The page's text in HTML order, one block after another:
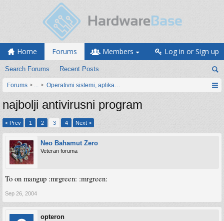
Home Forums
Search Forums Recent Posts
Members Log in or Sign up
Forums ... Operativni sistemi, aplikacije i programiranje
najbolji antivirusni program
< Prev 1 2 3 4 Next >
Neo Bahamut Zero
Veteran foruma
To on mangup :mrgreen: :mrgreen:
Sep 26, 2004
opteron